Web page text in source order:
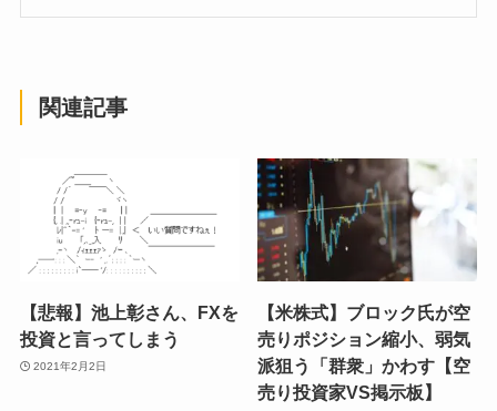
関連記事
【悲報】池上彰さん、FXを
投資と言ってしまう
2021年2月2日
【米株式】ブロック氏が空
売りポジション縮小、弱気
派狙う「群衆」かわす【空
売り投資家VS掲示板】